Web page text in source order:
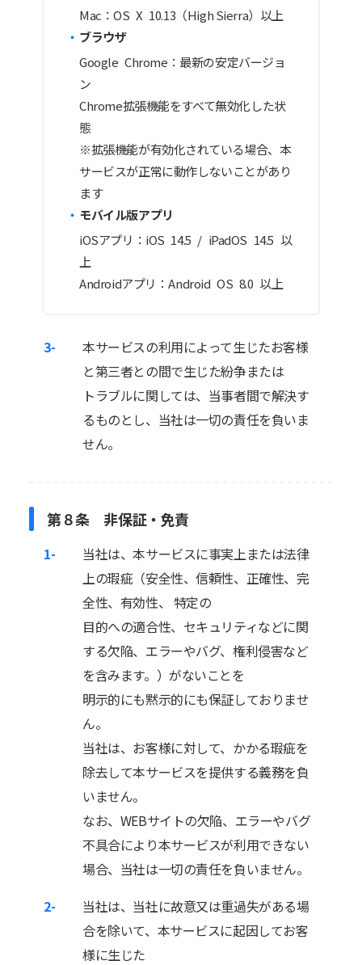
Mac：OS X 10.13（High Sierra）以上
ブラウザ
Google Chrome：最新の安定バージョ
ン
Chrome拡張機能をすべて無効化した状
態
※拡張機能が有効化されている場合、本
サービスが正常に動作しないことがあり
ます
モバイル版アプリ
iOSアプリ：iOS 14.5 / iPadOS 14.5 以
上
Androidアプリ：Android OS 8.0 以上
3-
本サービスの利用によって生じたお客様
と第三者との間で生じた紛争または
トラブルに関しては、当事者間で解決す
るものとし、当社は一切の責任を負いま
せん。
第８条 非保証・免責
1-
当社は、本サービスに事実上または法律
上の瑕疵（安全性、信頼性、正確性、完
全性、有効性、 特定の
目的への適合性、セキュリティなどに関
する欠陥、エラーやバグ、権利侵害など
を含みます。）がないことを
明示的にも黙示的にも保証しておりませ
ん。
当社は、お客様に対して、かかる瑕疵を
除去して本サービスを提供する義務を負
いません。
なお、WEBサイトの欠陥、エラーやバグ
不具合により本サービスが利用できない
場合、当社は一切の責任を負いません。
2-
当社は、当社に故意又は重過失がある場
合を除いて、本サービスに起因してお客
様に生じた